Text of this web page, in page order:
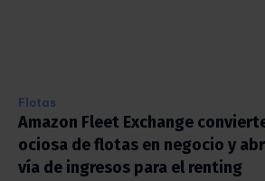
Flotas
Amazon Fleet Exchange
ociosa de flotas en negocio y
vía de ingresos para el renting